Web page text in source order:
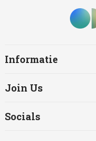
Informatie
Join Us
Socials